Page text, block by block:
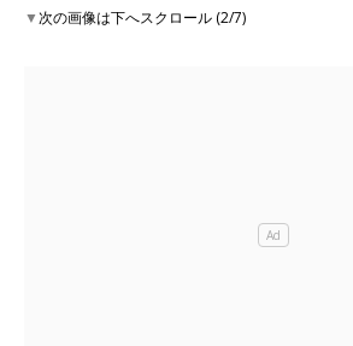
▼次の画像は下へスクロール (2/7)